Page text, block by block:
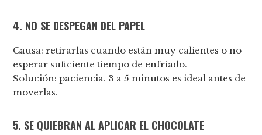
4. NO SE DESPEGAN DEL PAPEL
Causa: retirarlas cuando están muy calientes o no
esperar suficiente tiempo de enfriado.
Solución: paciencia. 3 a 5 minutos es ideal antes de
moverlas.
5. SE QUIEBRAN AL APLICAR EL CHOCOLATE